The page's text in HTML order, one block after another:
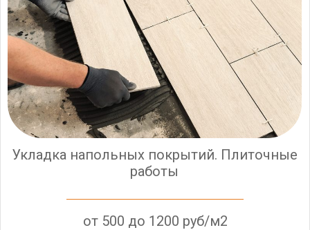
Укладка напольных покрытий. Плиточные
работы
от 500 до 1200 руб/м2